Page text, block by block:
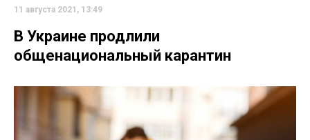
11 августа 2021, 13:49
В Украине продлили
общенациональный карантин